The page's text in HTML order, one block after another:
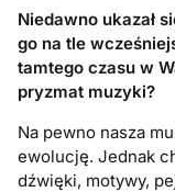
Niedawno ukazał
go na tle
tamtego czasu w
pryzmat muzyki?
Na pewno nasza
ewolucję. Jednak
dźwięki, motywy,